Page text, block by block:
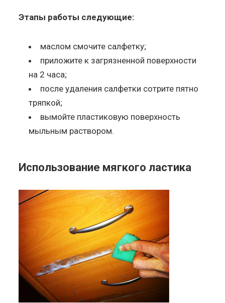
Этапы работы следующие:
маслом смочите салфетку;
приложите к загрязненной поверхности
на 2 часа;
после удаления салфетки сотрите пятно
тряпкой;
вымойте пластиковую поверхность
мыльным раствором.
Использование мягкого ластика